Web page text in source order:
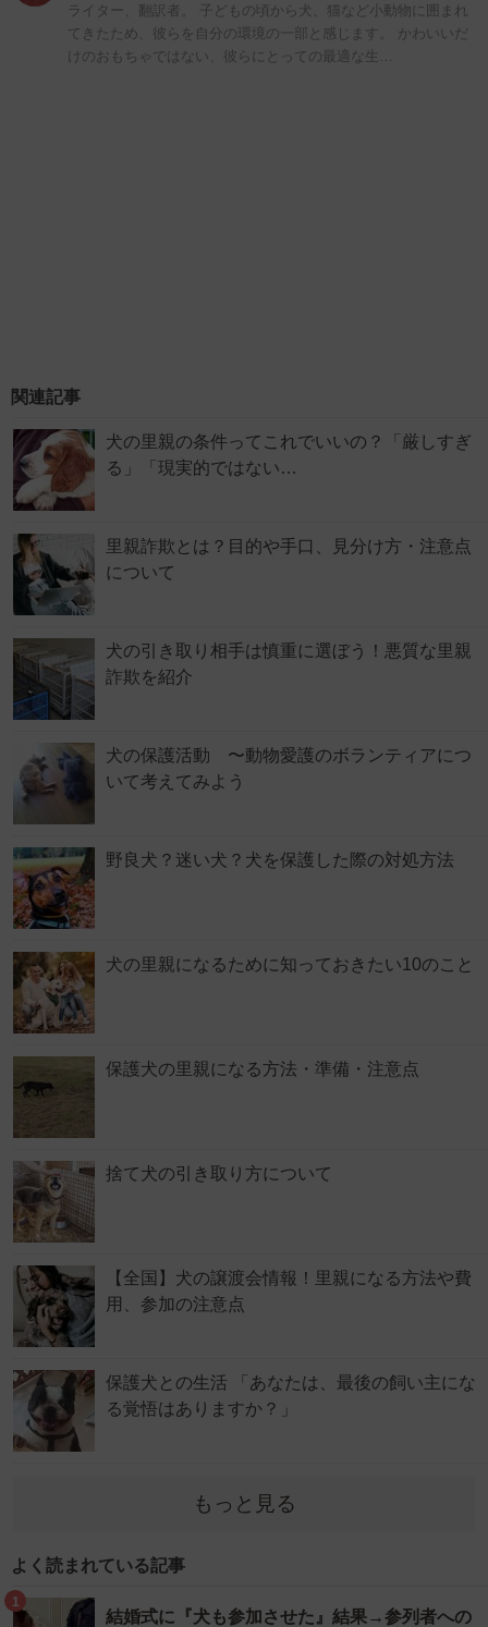
ライター、翻訳者。 子どもの頃から犬、猫など小動物に囲まれ
てきたため、彼らを自分の環境の一部と感じます。 かわいいだ
けのおもちゃではない、彼らにとっての最適な生…
関連記事
犬の里親の条件ってこれでいいの？「厳しすぎ
る」「現実的ではない…
里親詐欺とは？目的や手口、見分け方・注意点
について
犬の引き取り相手は慎重に選ぼう！悪質な里親
詐欺を紹介
犬の保護活動 〜動物愛護のボランティアにつ
いて考えてみよう
野良犬？迷い犬？犬を保護した際の対処方法
犬の里親になるために知っておきたい10のこと
保護犬の里親になる方法・準備・注意点
捨て犬の引き取り方について
【全国】犬の譲渡会情報！里親になる方法や費
用、参加の注意点
保護犬との生活 「あなたは、最後の飼い主にな
る覚悟はありますか？」
もっと見る
よく読まれている記事
1
結婚式に『犬も参加させた』結果→参列者への